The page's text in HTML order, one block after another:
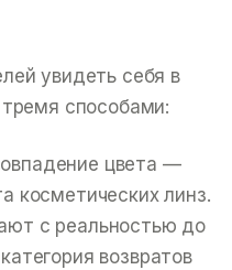
увидеть себя в
способами:
цвета —
косметических линз.
с реальностью до
возвратов